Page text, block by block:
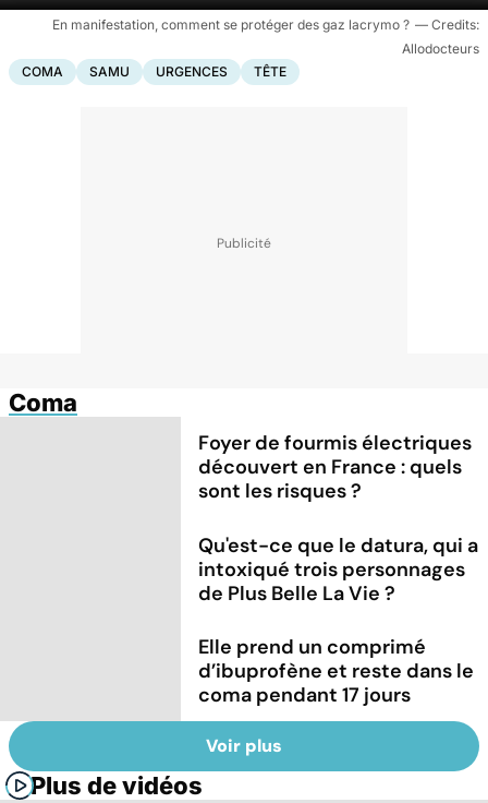
En manifestation, comment se protéger des gaz lacrymo ?
Allodocteurs
COMA
SAMU URGENCES TÊTE
Coma
Foyer de fourmis électriques
découvert en France : quels
sont les risques ?
Qu'est-ce que le datura, qui a
intoxiqué trois personnages
de Plus Belle La Vie ?
Elle prend un comprimé
d’ibuprofène et reste dans le
coma pendant 17 jours
Voir plus
Plus de vidéos